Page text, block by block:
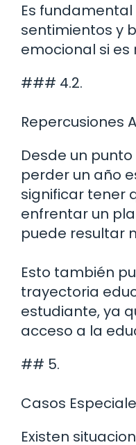
Es
sentimientos y
emocional si es
### 4.2.
Repercusiones
Desde un
perder un año
significar tener
enfrentar un
puede resultar
Esto también
trayectoria
estudiante, ya
acceso a la
## 5.
Casos
Existen